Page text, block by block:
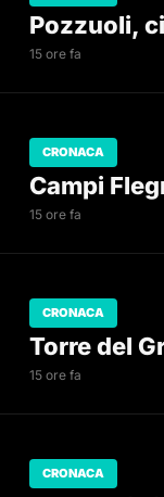
Pozzuoli,
15 ore fa
CRONACA
Campi
15 ore fa
CRONACA
Torre del
15 ore fa
CRONACA